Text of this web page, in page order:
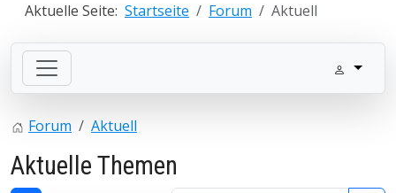
Aktuelle Seite: Startseite Forum Aktuell
Forum Aktuell
Aktuelle Themen